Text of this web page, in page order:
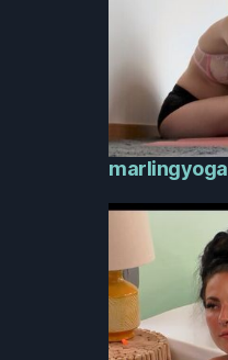
marlingyoga